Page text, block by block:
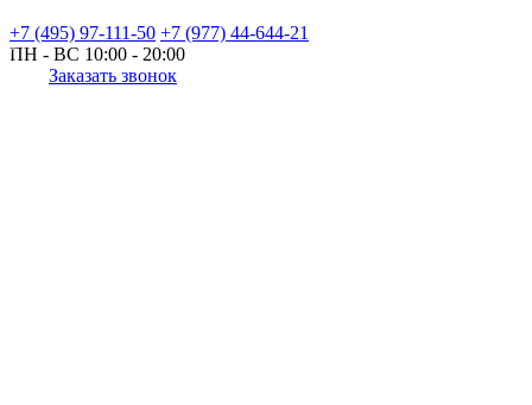
+7 (495) 97-111-50 +7 (977) 44-644-21
ПН - ВС 10:00 - 20:00
Заказать звонок